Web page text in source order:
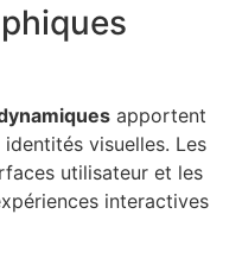
apportent
visuelles. Les
utilisateur et les
interactives